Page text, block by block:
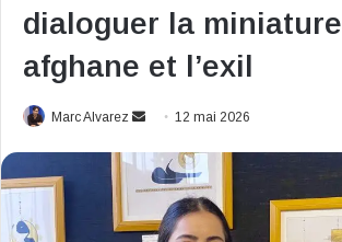
dialoguer la miniature
afghane et l’exil
Marc Alvarez
Envoyer
courriel
12 mai 2026